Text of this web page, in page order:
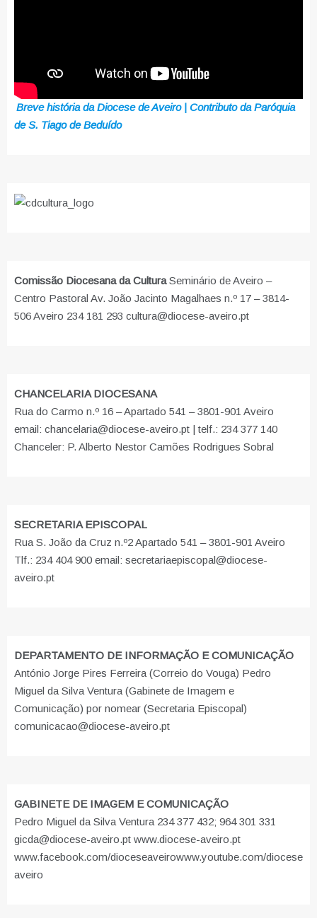
Breve história da Diocese de Aveiro | Contributo da Paróquia
de S. Tiago de Beduído
Comissão Diocesana da CulturaSeminário de Aveiro –
Centro Pastoral Av. João Jacinto Magalhaes n.º 17 – 3814-
506 Aveiro 234 181 293 cultura@diocese-aveiro.pt
CHANCELARIA DIOCESANA
Rua do Carmo n.º 16 – Apartado 541 – 3801-901 Aveiro
email: chancelaria@diocese-aveiro.pt | telf.: 234 377 140
Chanceler: P. Alberto Nestor Camões Rodrigues Sobral
SECRETARIA EPISCOPAL
Rua S. João da Cruz n.º2 Apartado 541 – 3801-901 Aveiro
Tlf.: 234 404 900 email: secretariaepiscopal@diocese-
aveiro.pt
DEPARTAMENTO DE INFORMAÇÃO E COMUNICAÇÃO
António Jorge Pires Ferreira (Correio do Vouga) Pedro
Miguel da Silva Ventura (Gabinete de Imagem e
Comunicação) por nomear (Secretaria Episcopal)
comunicacao@diocese-aveiro.pt
GABINETE DE IMAGEM E COMUNICAÇÃO
Pedro Miguel da Silva Ventura 234 377 432; 964 301 331
gicda@diocese-aveiro.pt www.diocese-aveiro.pt
www.facebook.com/dioceseaveirowww.youtube.com/diocese
aveiro